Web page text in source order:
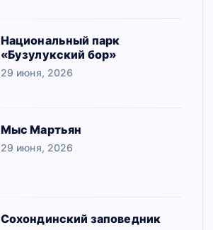
Национальный парк
«Бузулукский бор»
29 июня, 2026
Мыс Мартьян
29 июня, 2026
Сохондинский заповедник